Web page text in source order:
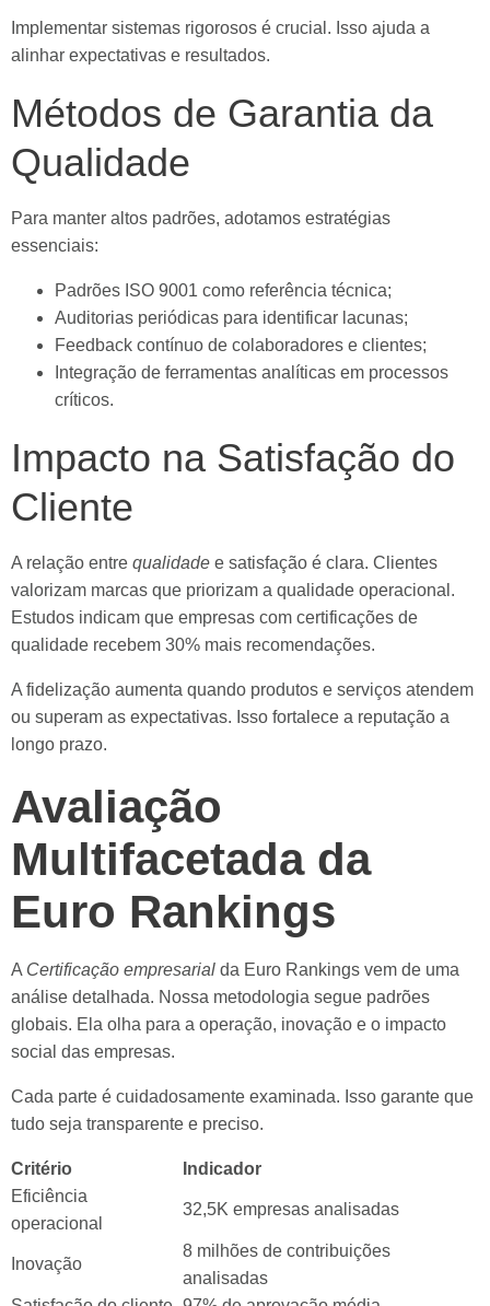
Implementar sistemas rigorosos é crucial. Isso ajuda a
alinhar expectativas e resultados.
Métodos de Garantia da
Qualidade
Para manter altos padrões, adotamos estratégias
essenciais:
Padrões ISO 9001 como referência técnica;
Auditorias periódicas para identificar lacunas;
Feedback contínuo de colaboradores e clientes;
Integração de ferramentas analíticas em processos
críticos.
Impacto na Satisfação do
Cliente
A relação entre qualidade e satisfação é clara. Clientes
valorizam marcas que priorizam a qualidade operacional.
Estudos indicam que empresas com certificações de
qualidade recebem 30% mais recomendações.
A fidelização aumenta quando produtos e serviços atendem
ou superam as expectativas. Isso fortalece a reputação a
longo prazo.
Avaliação
Multifacetada da
Euro Rankings
A Certificação empresarial da Euro Rankings vem de uma
análise detalhada. Nossa metodologia segue padrões
globais. Ela olha para a operação, inovação e o impacto
social das empresas.
Cada parte é cuidadosamente examinada. Isso garante que
tudo seja transparente e preciso.
Critério
Indicador
Eficiência
operacional
32,5K empresas analisadas
Inovação
8 milhões de contribuições
analisadas